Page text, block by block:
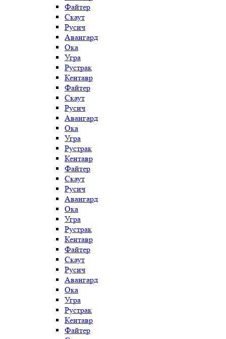
Файтер
Скаут
Русич
Авангард
Ока
Угра
Рустрак
Кентавр
Файтер
Скаут
Русич
Авангард
Ока
Угра
Рустрак
Кентавр
Файтер
Скаут
Русич
Авангард
Ока
Угра
Рустрак
Кентавр
Файтер
Скаут
Русич
Авангард
Ока
Угра
Рустрак
Кентавр
Файтер